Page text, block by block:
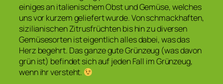
einiges an italienischem Obst und Gemüse, welches
uns vor kurzem geliefert wurde. Von schmackhaften,
sizilianischen Zitrusfrüchten bis hin zu diversen
Gemüsesorten ist eigentlich alles dabei, was das
Herz begehrt. Das ganze gute Grünzeug (was davon
grün ist) befindet sich auf jeden Fall im Grünzeug,
wenn ihr versteht.